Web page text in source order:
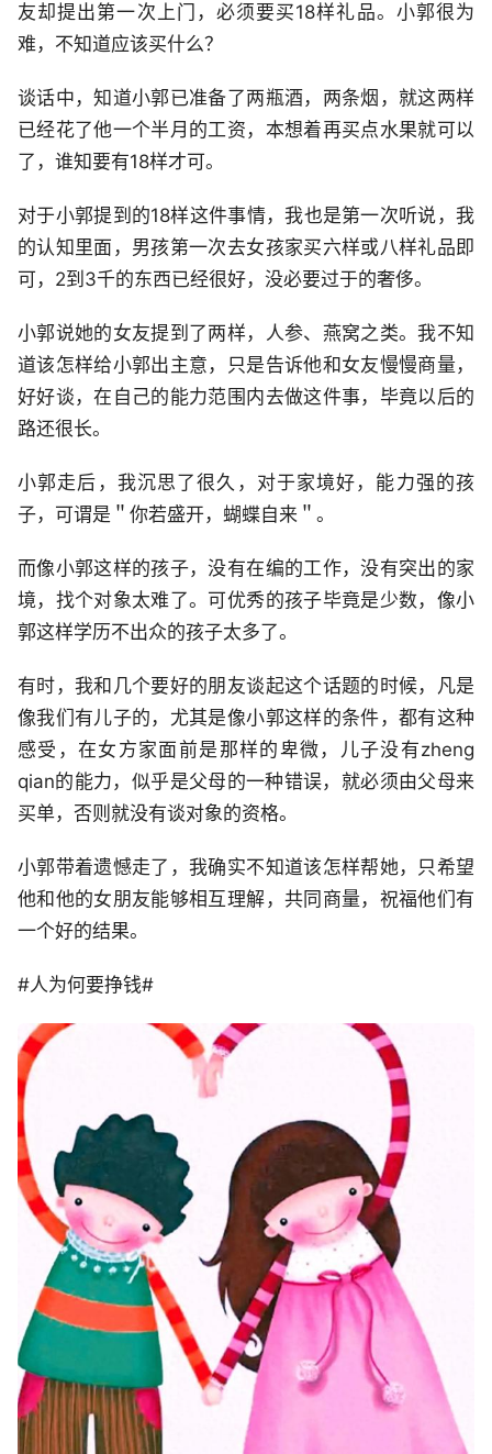
友却提出第一次上门，必须要买18样礼品。小郭很为
难，不知道应该买什么？
谈话中，知道小郭已准备了两瓶酒，两条烟，就这两样
已经花了他一个半月的工资，本想着再买点水果就可以
了，谁知要有18样才可。
对于小郭提到的18样这件事情，我也是第一次听说，我
的认知里面，男孩第一次去女孩家买六样或八样礼品即
可，2到3千的东西已经很好，没必要过于的奢侈。
小郭说她的女友提到了两样，人参、燕窝之类。我不知
道该怎样给小郭出主意，只是告诉他和女友慢慢商量，
好好谈，在自己的能力范围内去做这件事，毕竟以后的
路还很长。
小郭走后，我沉思了很久，对于家境好，能力强的孩
子，可谓是＂你若盛开，蝴蝶自来＂。
而像小郭这样的孩子，没有在编的工作，没有突出的家
境，找个对象太难了。可优秀的孩子毕竟是少数，像小
郭这样学历不出众的孩子太多了。
有时，我和几个要好的朋友谈起这个话题的时候，凡是
像我们有儿子的，尤其是像小郭这样的条件，都有这种
感受，在女方家面前是那样的卑微，儿子没有zheng
qian的能力，似乎是父母的一种错误，就必须由父母来
买单，否则就没有谈对象的资格。
小郭带着遗憾走了，我确实不知道该怎样帮她，只希望
他和他的女朋友能够相互理解，共同商量，祝福他们有
一个好的结果。
#人为何要挣钱#